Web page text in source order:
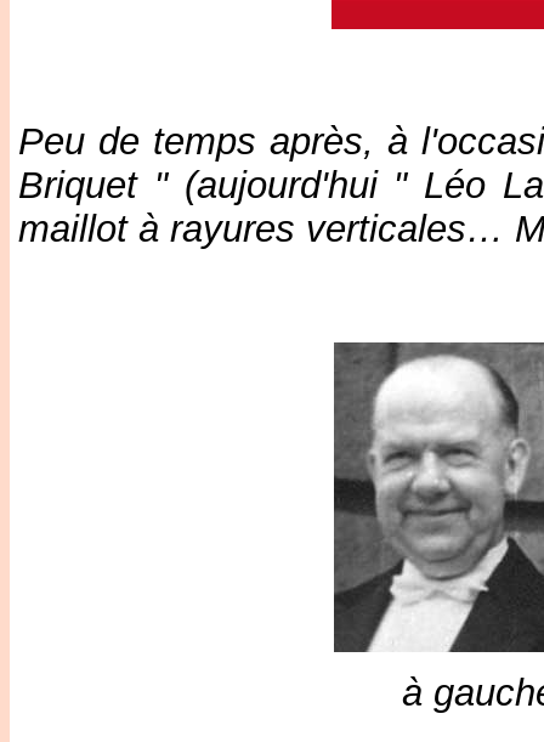
Peu de temps après, à
Briquet " (aujourd'hui " Léo
maillot à rayures verticales…
à